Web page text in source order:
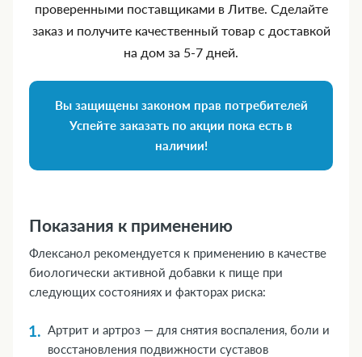
проверенными поставщиками в Литве. Сделайте
заказ и получите качественный товар с доставкой
на дом за 5‑7 дней.
Вы защищены законом прав потребителей
Успейте заказать по акции пока есть в
наличии!
Показания к применению
Флексанол рекомендуется к применению в качестве
биологически активной добавки к пище при
следующих состояниях и факторах риска:
Артрит и артроз — для снятия воспаления, боли и
восстановления подвижности суставов